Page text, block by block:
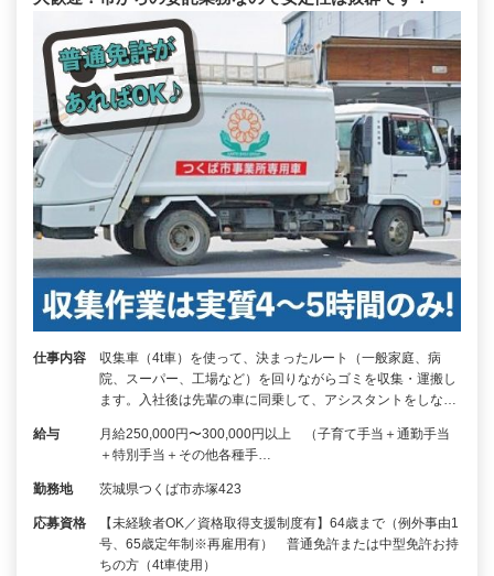
仕事内容
収集車（4t車）を使って、決まったルート（一般家庭、病
院、スーパー、工場など）を回りながらゴミを収集・運搬し
ます。入社後は先輩の車に同乗して、アシスタントをしな…
給与
月給250,000円〜300,000円以上 （子育て手当＋通勤手当
＋特別手当＋その他各種手…
勤務地 茨城県つくば市赤塚423
応募資格
【未経験者OK／資格取得支援制度有】64歳まで（例外事由1
号、65歳定年制※再雇用有） 普通免許または中型免許お持
ちの方（4t車使用）